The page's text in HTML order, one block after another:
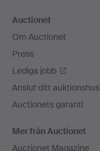
Auctionet
Om Auctionet
Press
Lediga jobb
Anslut ditt auktionshus
Auctionets garanti
Mer från Auctionet
Auctionet Magazine